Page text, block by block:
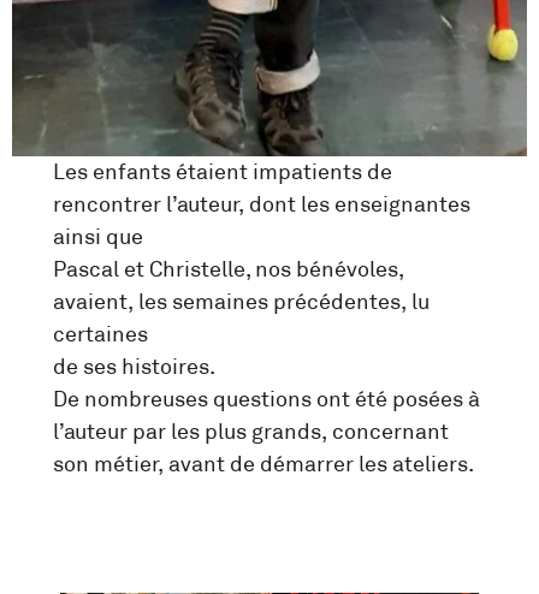
Les enfants étaient impatients de
rencontrer l’auteur, dont les enseignantes
ainsi que
Pascal et Christelle, nos bénévoles,
avaient, les semaines précédentes, lu
certaines
de ses histoires.
De nombreuses questions ont été posées à
l’auteur par les plus grands, concernant
son métier, avant de démarrer les ateliers.